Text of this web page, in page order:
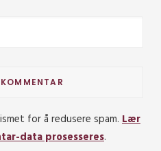
for å redusere spam. Lær
data prosesseres.